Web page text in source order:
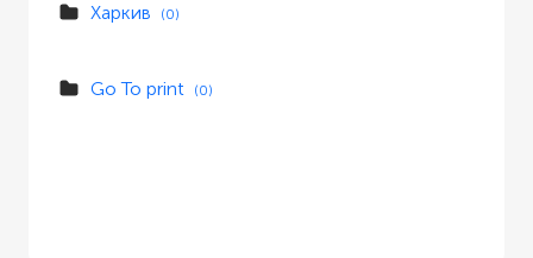
Харкив (0)
Go To print (0)